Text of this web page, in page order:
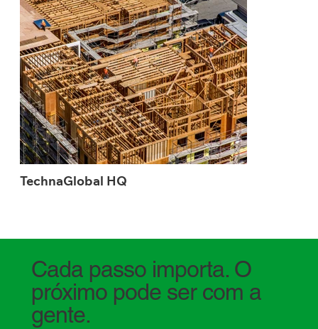
TechnaGlobal HQ
Cada passo importa. O
próximo pode ser com a
gente.